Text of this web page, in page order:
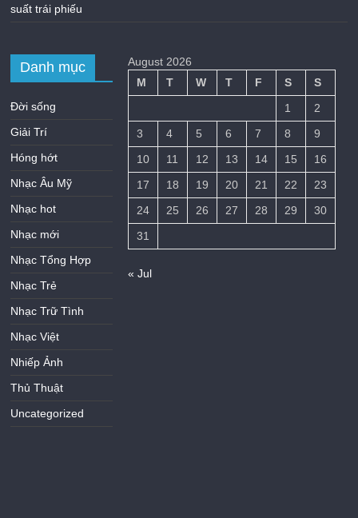
suất trái phiếu
Danh mục
Đời sống
Giải Trí
Hóng hớt
Nhạc Âu Mỹ
Nhạc hot
Nhạc mới
Nhạc Tổng Hợp
Nhạc Trẻ
Nhạc Trữ Tình
Nhạc Việt
Nhiếp Ảnh
Thủ Thuật
Uncategorized
August 2026
M
T W T F S
S
1
2
3
4 5 6 7 8
9
10
11 12 13 14 15
16
17
18 19 20 21 22
23
24
25 26 27 28 29
30
31
« Jul